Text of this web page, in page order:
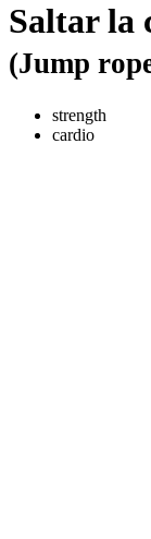
Saltar la
(Jump
strength
cardio